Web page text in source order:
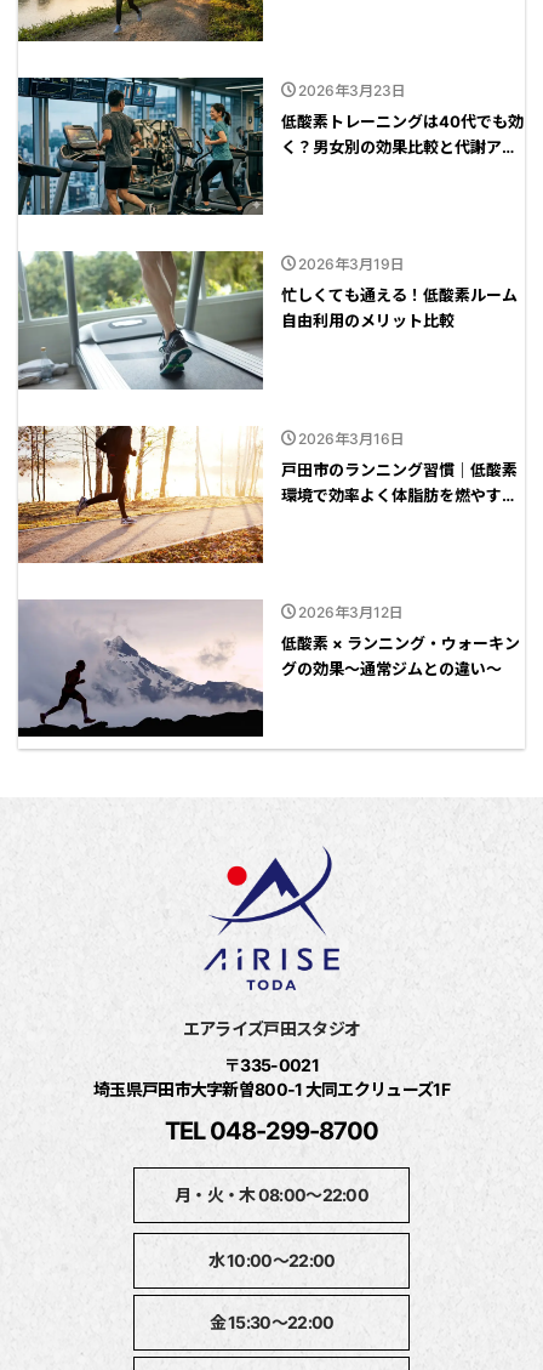
2026年3月23日
低酸素トレーニングは40代でも効
く？男女別の効果比較と代謝アッ
2026年3月19日
忙しくても通える！低酸素ルーム
自由利用のメリット比較
2026年3月16日
戸田市のランニング習慣｜低酸素
環境で効率よく体脂肪を燃やす方
2026年3月12日
低酸素 × ランニング・ウォーキン
グの効果～通常ジムとの違い～
エアライズ戸田スタジオ
〒335-0021
埼玉県戸田市大字新曽800‐1 大同エクリューズ1F
TEL 048-299-8700
月・火・木 08:00～22:00
水 10:00～22:00
金 15:30～22:00